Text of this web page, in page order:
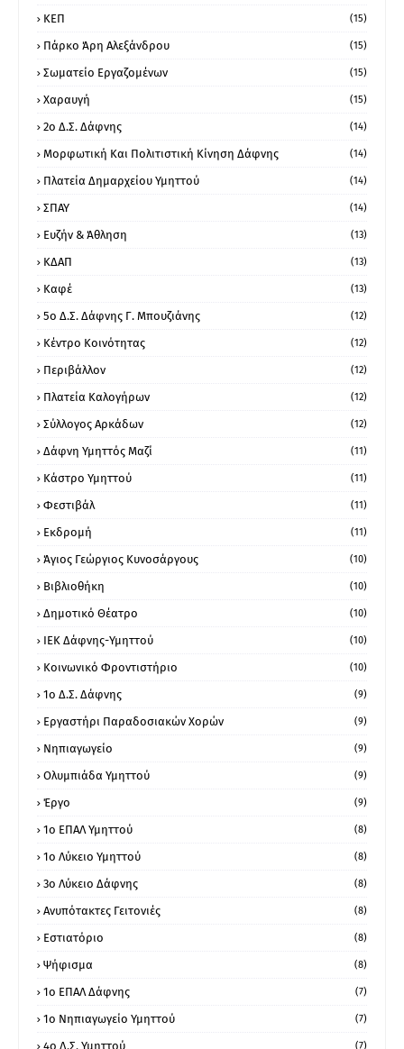
ΚΕΠ (15)
Πάρκο Άρη Αλεξάνδρου (15)
Σωματείο Εργαζομένων (15)
Χαραυγή (15)
2ο Δ.Σ. Δάφνης (14)
Μορφωτική Και Πολιτιστική Κίνηση Δάφνης (14)
Πλατεία Δημαρχείου Υμηττού (14)
ΣΠΑΥ (14)
Ευζήν & Άθληση (13)
ΚΔΑΠ (13)
Καφέ (13)
5ο Δ.Σ. Δάφνης Γ. Μπουζιάνης (12)
Κέντρο Κοινότητας (12)
Περιβάλλον (12)
Πλατεία Καλογήρων (12)
Σύλλογος Αρκάδων (12)
Δάφνη Υμηττός Μαζί (11)
Κάστρο Υμηττού (11)
Φεστιβάλ (11)
Εκδρομή (11)
Άγιος Γεώργιος Κυνοσάργους (10)
Βιβλιοθήκη (10)
Δημοτικό Θέατρο (10)
ΙΕΚ Δάφνης-Υμηττού (10)
Κοινωνικό Φροντιστήριο (10)
1ο Δ.Σ. Δάφνης (9)
Εργαστήρι Παραδοσιακών Χορών (9)
Νηπιαγωγείο (9)
Ολυμπιάδα Υμηττού (9)
Έργο (9)
1o ΕΠΑΛ Υμηττού (8)
1ο Λύκειο Υμηττού (8)
3ο Λύκειο Δάφνης (8)
Ανυπότακτες Γειτονιές (8)
Εστιατόριο (8)
Ψήφισμα (8)
1ο ΕΠΑΛ Δάφνης (7)
1ο Νηπιαγωγείο Υμηττού (7)
4ο Δ.Σ. Υμηττού (7)